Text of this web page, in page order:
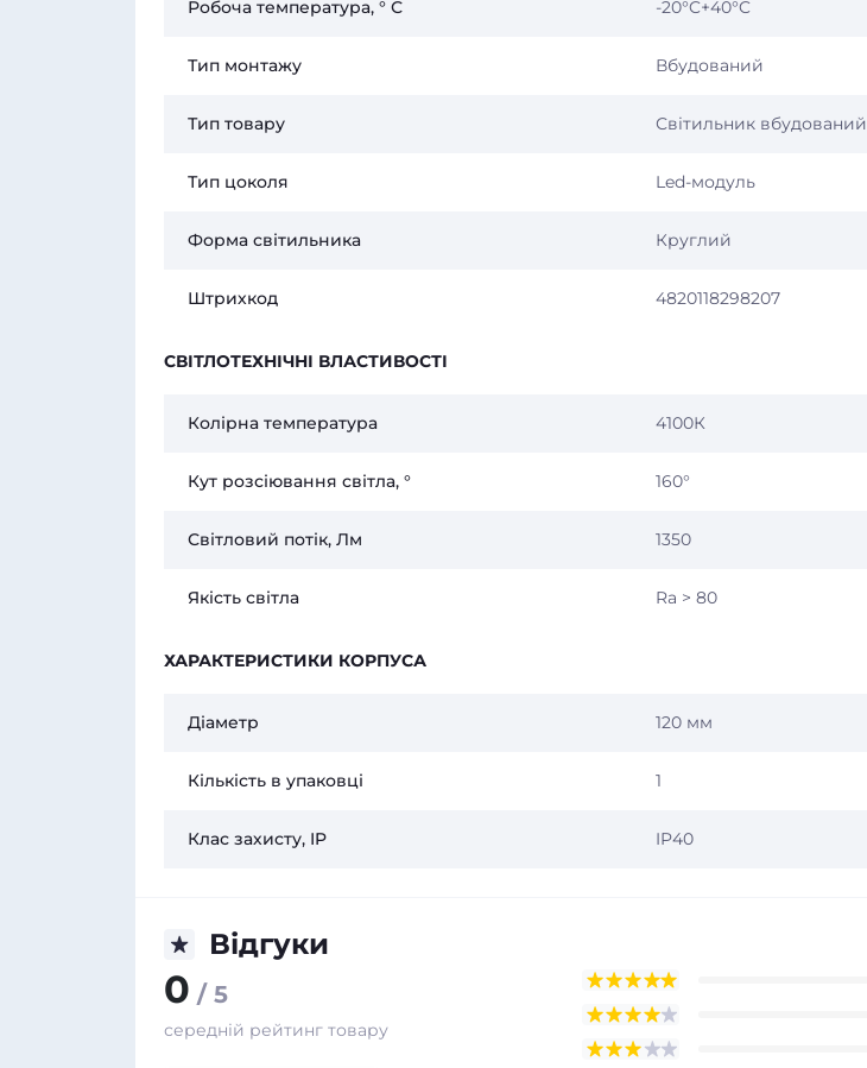
Робоча температура, ° С -20°C+40°C
Тип монтажу Вбудований
Тип товару Світильник вбудований
Тип цоколя Led-модуль
Форма світильника Круглий
Штрихкод 4820118298207
СВІТЛОТЕХНІЧНІ ВЛАСТИВОСТІ
Колірна температура 4100К
Кут розсіювання світла, ° 160°
Світловий потік, Лм 1350
Якість світла Ra > 80
ХАРАКТЕРИСТИКИ КОРПУСА
Діаметр 120 мм
Кількість в упаковці 1
Клас захисту, IP IP40
Відгуки
0 / 5
середній рейтинг товару